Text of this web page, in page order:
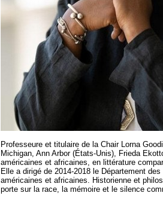
Professeure et titulaire de la Chair Lorna
Michigan, Ann Arbor (États-Unis), Frieda
américaines et africaines, en littérature
Elle a dirigé de 2014-2018 le Département
amé­ricaines et africaines. Historienne et
porte sur la race, la mémoire et le silence